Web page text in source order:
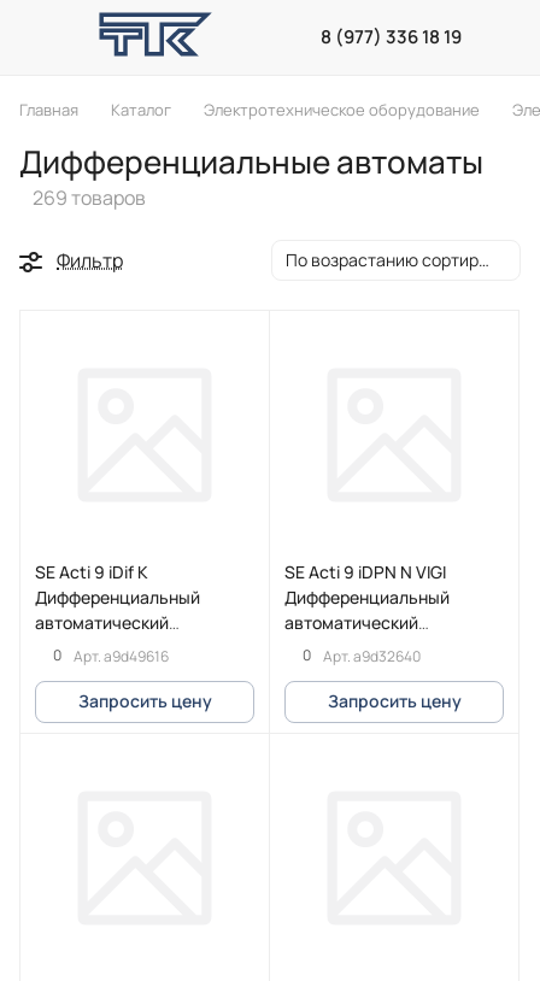
8 (977) 336 18 19
Главная Каталог Электротехническое оборудование
Дифференциальные автоматы
269 товаров
Фильтр По возрастанию сортировки
SE Acti 9 iDif K
Дифференциальный
автоматический
выключатель 6КА 16A C
30МA A
0 Арт.a9d49616
Запросить цену
SE Acti 9 iDPN N VIGI
Дифференциальный
автоматический
выключатель 6KA 40A C
30MA A
0 Арт.a9d32640
Запросить цену